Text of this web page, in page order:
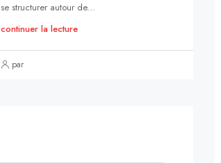
se structurer autour de...
continuer la lecture
par